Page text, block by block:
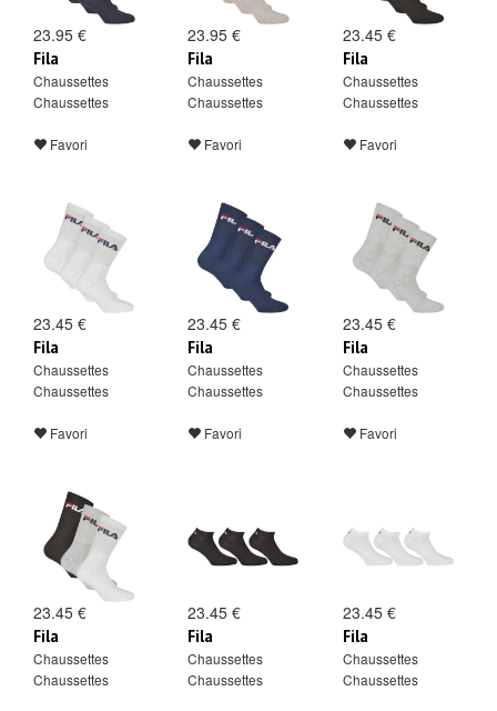
23.95 €
Fila
Chaussettes
Chaussettes
Favori
23.95 €
Fila
Chaussettes
Chaussettes
Favori
23.45 €
Fila
Chaussettes
Chaussettes
Favori
23.45 €
Fila
Chaussettes
Chaussettes
Favori
23.45 €
Fila
Chaussettes
Chaussettes
Favori
23.45 €
Fila
Chaussettes
Chaussettes
Favori
23.45 €
Fila
Chaussettes
Chaussettes
23.45 €
Fila
Chaussettes
Chaussettes
23.45 €
Fila
Chaussettes
Chaussettes